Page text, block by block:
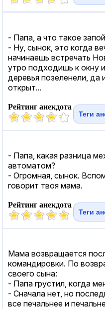
- Папа, а что такое
- Ну, сынок, это когда
начинаешь встречать
утро подходишь к окну
деревья позеленели,
открыт...
Рейтинг анекдота
Теги
- Папа, какая разница
автоматом?
- Огромная, сынок.
говорит твоя мама.
Рейтинг анекдота
Теги
Мама возвращается
командировки. По
своего сына:
- Папа грустил, когда
- Сначала нет, но
все печальнее и